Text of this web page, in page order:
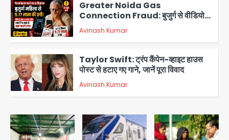
4
Greater Noida Gas
Connection Fraud: बुजुर्ग से वीडियो
कॉल पर 9.77 लाख की साइबर फ्रॉड
Avinash Kumar
5
Taylor Swift: ट्रंप कैंपेन-व्हाइट हाउस
पोस्ट से हटाए गए गाने, जानें पूरा विवाद
Avinash Kumar
Air India Phuket Delhi flight:
कैप्टन का डोप टेस्ट पॉजिटिव, 17 घायल;
DGCA जांच जारी